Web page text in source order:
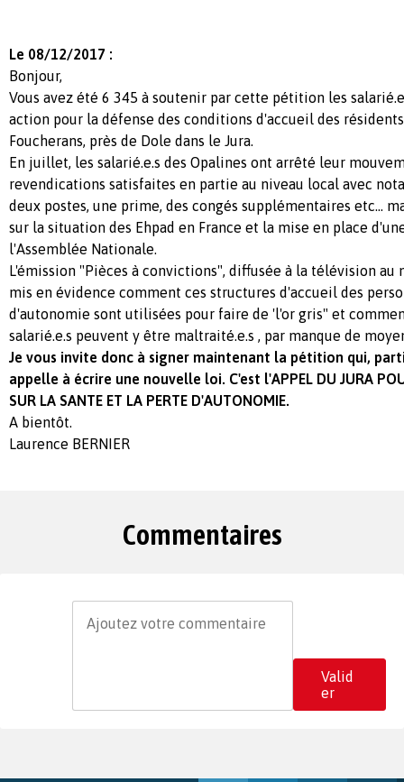
Le 08/12/2017 :
Bonjour,
Vous avez été 6 345 à soutenir par cette pétition les
action pour la défense des conditions d'accueil des
Foucherans, près de Dole dans le Jura.
En juillet, les salarié.e.s des Opalines ont arrêté leur
revendications satisfaites en partie au niveau local avec
deux postes, une prime, des congés supplémentaires etc...
sur la situation des Ehpad en France et la mise en place
l'Assemblée Nationale.
L'émission "Pièces à convictions", diffusée à la télévision au
mis en évidence comment ces structures d'accueil des
d'autonomie sont utilisées pour faire de 'l'or gris" et
salarié.e.s peuvent y être maltraité.e.s , par manque de
Je vous invite donc à signer maintenant la pétition qui,
appelle à écrire une nouvelle loi. C'est l'APPEL DU JURA
SUR LA SANTE ET LA PERTE D'AUTONOMIE.
A bientôt.
Laurence BERNIER
Commentaires
Valid
er